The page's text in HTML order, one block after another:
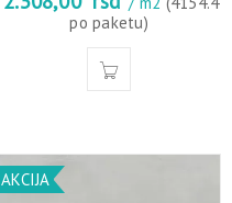
po paketu)
AKCIJA